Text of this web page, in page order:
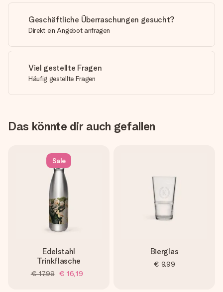
Geschäftliche Überraschungen gesucht?
Direkt ein Angebot anfragen
Viel gestellte Fragen
Häufig gestellte Fragen
Das könnte dir auch gefallen
Sale
Edelstahl
Trinkflasche
€ 17,99 € 16,19
Bierglas
€ 9,99